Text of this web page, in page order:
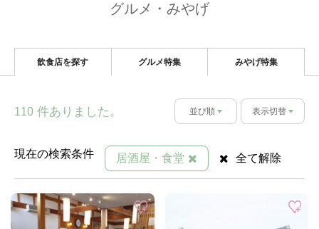
グルメ・みやげ
飲食店を探す グルメ特集 みやげ特集
110 件ありました。 並び順 表示切替
現在の検索条件 居酒屋・食堂 全て解除